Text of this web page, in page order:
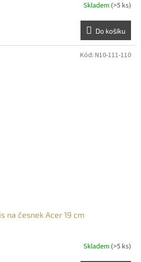
Skladem (>5 ks)
Do košíku
na česnek Acer 19 cm
Skladem (>5 ks)
Kód: N10-111-110